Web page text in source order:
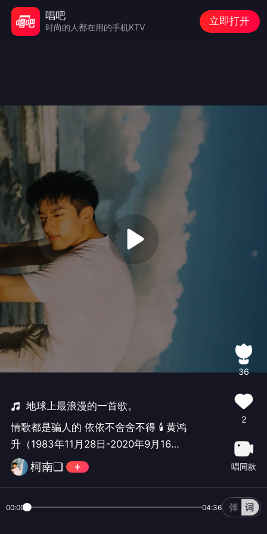
地球上最浪漫的一首歌。
情歌都是骗人的 依依不舍舍不得 🕯️ 黄鸿
升（1983年11月28日-2020年9月16
日） 转眼已经五年了 🙏 #黄鸿升#
柯南❏
36
2
唱同款
00:00 04:36
唱吧
时尚的人都在用的手机KTV
立即打开